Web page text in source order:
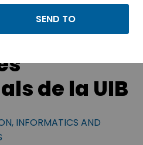
i
de la UIB
INFORMATICS AND